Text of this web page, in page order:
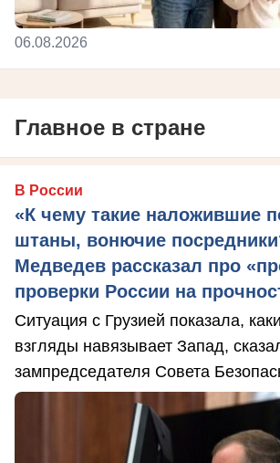
06.08.2026
Главное в стране
В России
«К чему такие наложившие
штаны, вонючие
Медведев рассказал про
проверки России на
Ситуация с Грузией показала,
взгляды навязывает Запад,
зампредседателя Совета